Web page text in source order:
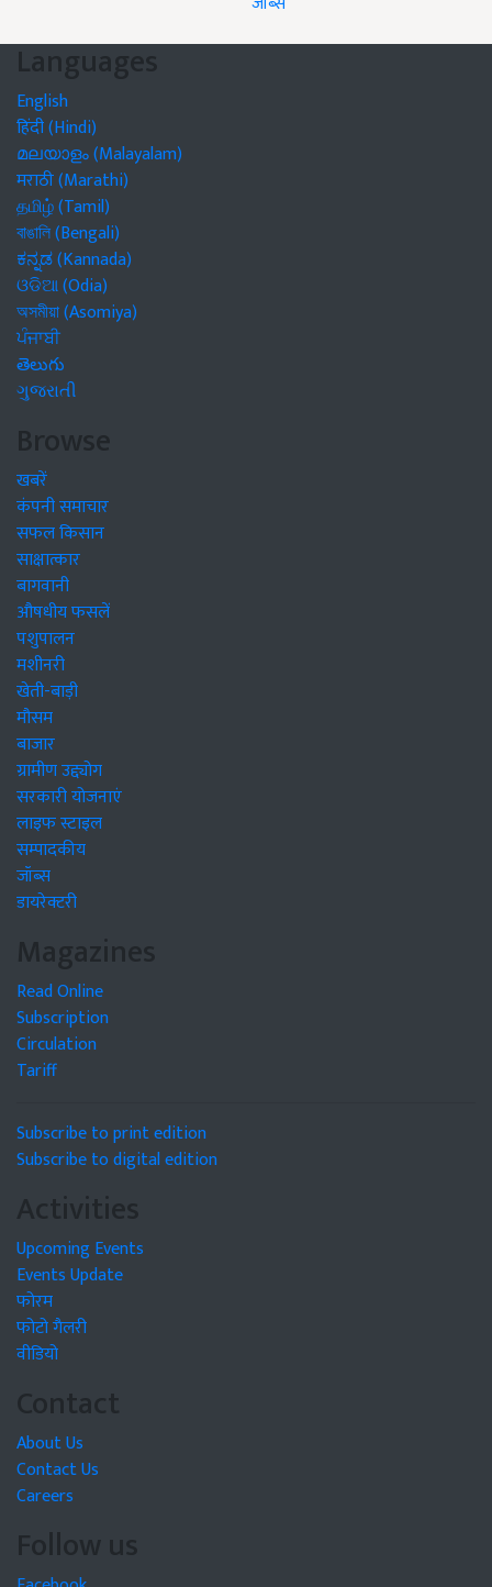
Languages
English
हिंदी (Hindi)
മലയാളം (Malayalam)
मराठी (Marathi)
தமிழ் (Tamil)
বাঙালি (Bengali)
ಕನ್ನಡ (Kannada)
ଓଡିଆ (Odia)
অসমীয়া (Asomiya)
ਪੰਜਾਬੀ
తెలుగు
ગુજરાતી
Browse
खबरें
कंपनी समाचार
सफल किसान
साक्षात्कार
बागवानी
औषधीय फसलें
पशुपालन
मशीनरी
खेती-बाड़ी
मौसम
बाजार
ग्रामीण उद्द्योग
सरकारी योजनाएं
लाइफ स्टाइल
सम्पादकीय
जॉब्स
डायरेक्टरी
Magazines
Read Online
Subscription
Circulation
Tariff
Subscribe to print edition
Subscribe to digital edition
Activities
Upcoming Events
Events Update
फोरम
फोटो गैलरी
वीडियो
Contact
About Us
Contact Us
Careers
Follow us